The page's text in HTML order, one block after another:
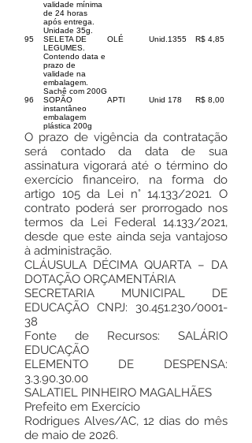
validade mínima
de 24 horas
após entrega.
Unidade 35g.
95
SELETA DE
LEGUMES.
Contendo data e
prazo de
validade na
embalagem.
Sachê com 200G
OLÉ Unid. 1355 R$ 4,85
96
SOPÃO
instantâneo
embalagem
plástica 200g
APTI Unid 178 R$ 8,00
O prazo de vigência da contratação
será contado da data de sua
assinatura vigorará até o término do
exercício financeiro, na forma do
artigo 105 da Lei n° 14.133/2021. O
contrato poderá ser prorrogado nos
termos da Lei Federal 14.133/2021,
desde que este ainda seja vantajoso
à administração.
CLÁUSULA DÉCIMA QUARTA – DA
DOTAÇÃO ORÇAMENTÁRIA
SECRETARIA MUNICIPAL DE
EDUCAÇÃO CNPJ: 30.451.230/0001-
38
Fonte de Recursos: SALÁRIO
EDUCAÇÃO
ELEMENTO DE DESPENSA:
3.3.90.30.00
SALATIEL PINHEIRO MAGALHÃES
Prefeito em Exercício
Rodrigues Alves/AC, 12 dias do mês
de maio de 2026.